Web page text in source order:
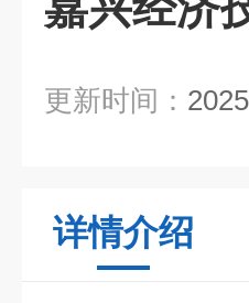
更新时间：
详情介绍